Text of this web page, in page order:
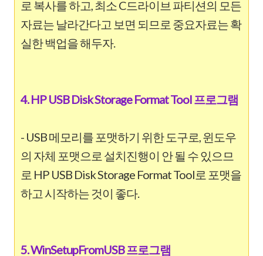
로 복사를 하고, 최소 C드라이브 파티션의 모든
자료는 날라간다고 보면 되므로 중요자료는 확
실한 백업을 해두자.
4. HP USB Disk Storage Format Tool 프로그램
- USB 메모리를 포맷하기 위한 도구로, 윈도우
의 자체 포맷으로 설치진행이 안 될 수 있으므
로 HP USB Disk Storage Format Tool로 포맷을
하고 시작하는 것이 좋다.
5. WinSetupFromUSB 프로그램